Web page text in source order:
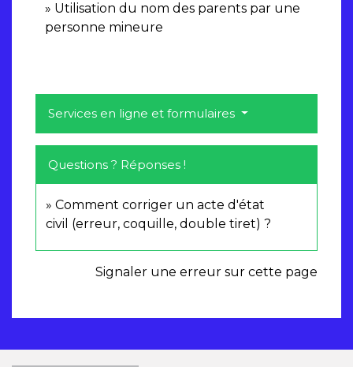
Utilisation du nom des parents par une
personne mineure
Services en ligne et formulaires
Questions ? Réponses !
Comment corriger un acte d'état
civil (erreur, coquille, double tiret) ?
Signaler une erreur sur cette page